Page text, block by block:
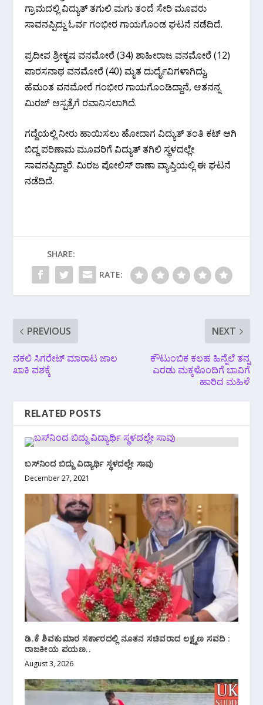
ಗ್ರಾಮದಲ್ಲಿ ವಿದ್ಯುತ್ ತಗುಲಿ ಮಗು ತಂದೆ ಸೇರಿ ಮೂವರು
ಸಾವನಪ್ಪಿದ್ದು ಓರ್ವ ಗಂಭೀರ ಗಾಯಗೊಂಡ ಘಟನೆ ನಡೆದಿದೆ.
ಪ್ರದೀಪ ಶ್ರೀಕೃಷ ವನಮೋರೆ (34) ಶಾಹೀರಾಜ ವನಮೋರೆ (12)
ಪಾರಸನಾಥ ವನಮೋರೆ (40) ಮೃತ ದುರ್ದೈವಿಗಳಾಗಿದ್ದು,
ಹೆಮಂತ ವನಮೋರೆ ಗಂಭೀರ ಗಾಯಗೊಂಡಿದ್ದಾನೆ, ಆತನನ್ನ
ಮಿರಜ್ ಆಸ್ಪತ್ರೆಗೆ ರವಾನಿಸಲಾಗಿದೆ.
ಗದ್ದೆಯಲ್ಲಿ ನೀರು ಹಾಯಿಸಲು ಹೋದಾಗ ವಿದ್ಯುತ್ ತಂತಿ ಕಟ್ ಆಗಿ
ಬಿದ್ದ ಪರಿಣಾಮ ಮೂವರಿಗೆ ವಿದ್ಯುತ್ ತಗಿಲಿ ಸ್ಥಳದಲ್ಲೇ
ಸಾವನಪ್ಪಿದ್ದಾರೆ. ಮಿರಜ ಪೋಲಿಸ್ ಠಾಣಾ ವ್ಯಾಪ್ತಿಯಲ್ಲಿ ಈ ಘಟನೆ
ನಡೆದಿದೆ.
SHARE:
RATE:
PREVIOUS
ನಕಲಿ ಸಿಗರೇಟ್ ಮಾರಾಟ ಜಾಲ
ಖಾಕಿ ವಶಕ್ಕೆ
NEXT
ಕೌಟುಂಬಿಕ ಕಲಹ ಹಿನ್ನೆಲೆ ತನ್ನ
ಎರಡು ಮಕ್ಕಳೊಂದಿಗೆ ಬಾವಿಗೆ
ಹಾರಿದ ಮಹಿಳೆ
RELATED POSTS
ಬಸ್‌ನಿಂದ ಬಿದ್ದು ವಿದ್ಯಾರ್ಥಿ ಸ್ಥಳದಲ್ಲೇ ಸಾವು
December 27, 2021
ಡಿ.ಕೆ ಶಿವಕುಮಾರ ಸರ್ಕಾರದಲ್ಲಿ ನೂತನ ಸಚಿವರಾದ ಲಕ್ಷ್ಮಣ ಸವದಿ :
ರಾಜಕೀಯ ಪಯಣ..
August 3, 2026